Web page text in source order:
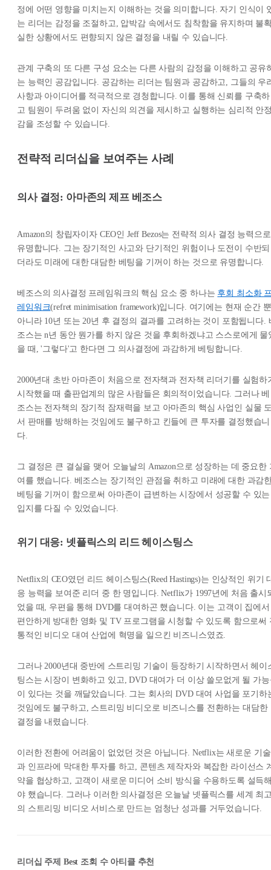
정에 어떤 영향을 미치는지 이해하는 것을 의미합니다. 자기 인식이
는 리더는 감정을 조절하고, 압박감 속에서도 침착함을 유지하며 불
실한 상황에서도 편향되지 않은 결정을 내릴 수 있습니다.
관계 구축의 또 다른 구성 요소는 다른 사람의 감정을 이해하고 공유
는 능력인 공감입니다. 공감하는 리더는 팀원과 공감하고, 그들의 우
사항과 아이디어를 적극적으로 경청합니다. 이를 통해 신뢰를 구축하
고 팀원이 두려움 없이 자신의 의견을 제시하고 실행하는 심리적 안
감을 조성할 수 있습니다.
전략적 리더십을 보여주는 사례
의사 결정: 아마존의 제프 베조스
Amazon의 창립자이자 CEO인 Jeff Bezos는 전략적 의사 결정 능력으로
유명합니다. 그는 장기적인 사고와 단기적인 위험이나 도전이 수반되
더라도 미래에 대한 대담한 베팅을 기꺼이 하는 것으로 유명합니다.
베조스의 의사결정 프레임워크의 핵심 요소 중 하나는 후회 최소화
레임워크(refret minimisation framework)입니다. 여기에는 현재 순간 뿐
아니라 10년 또는 20년 후 결정의 결과를 고려하는 것이 포함됩니다.
조스는 n년 동안 뭔가를 하지 않은 것을 후회하겠냐고 스스로에게 물
을 때, '그렇다'고 한다면 그 의사결정에 과감하게 베팅합니다.
2000년대 초반 아마존이 처음으로 전자책과 전자책 리더기를 실험하
시작했을 때 출판업계의 많은 사람들은 회의적이었습니다. 그러나 베
조스는 전자책의 장기적 잠재력을 보고 아마존의 핵심 사업인 실물
서 판매를 방해하는 것임에도 불구하고 킨들에 큰 투자를 결정했습니
다.
그 결정은 큰 결실을 맺어 오늘날의 Amazon으로 성장하는 데 중요한
여를 했습니다. 베조스는 장기적인 관점을 취하고 미래에 대한 과감
베팅을 기꺼이 함으로써 아마존이 급변하는 시장에서 성공할 수 있는
입지를 다질 수 있었습니다.
위기 대응: 넷플릭스의 리드 헤이스팅스
Netflix의 CEO였던 리드 헤이스팅스(Reed Hastings)는 인상적인 위기
응 능력을 보여준 리더 중 한 명입니다. Netflix가 1997년에 처음 출시
었을 때, 우편을 통해 DVD를 대여하곤 했습니다. 이는 고객이 집에서
편안하게 방대한 영화 및 TV 프로그램을 시청할 수 있도록 함으로써
통적인 비디오 대여 산업에 혁명을 일으킨 비즈니스였죠.
그러나 2000년대 중반에 스트리밍 기술이 등장하기 시작하면서 헤이
팅스는 시장이 변화하고 있고, DVD 대여가 더 이상 쓸모없게 될 가
이 있다는 것을 깨달았습니다. 그는 회사의 DVD 대여 사업을 포기하
것임에도 불구하고, 스트리밍 비디오로 비즈니스를 전환하는 대담한
결정을 내렸습니다.
이러한 전환에 어려움이 없었던 것은 아닙니다. Netflix는 새로운 기술
과 인프라에 막대한 투자를 하고, 콘텐츠 제작자와 복잡한 라이선스
약을 협상하고, 고객이 새로운 미디어 소비 방식을 수용하도록 설득
야 했습니다. 그러나 이러한 의사결정은 오늘날 넷플릭스를 세계 최
의 스트리밍 비디오 서비스로 만드는 엄청난 성과를 거두었습니다.
리더십 주제 Best 조회 수 아티클 추천